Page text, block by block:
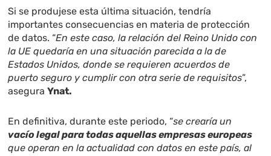
Si se produjese esta última situación, tendría
importantes consecuencias en materia de protección
de datos. “En este caso, la relación del Reino Unido con
la UE quedaría en una situación parecida a la de
Estados Unidos, donde se requieren acuerdos de
puerto seguro y cumplir con otra serie de requisitos”,
aseguraYnat.
En definitiva, durante este periodo, “se crearía un
vacío legal para todas aquellas empresas europeas
que operan en la actualidad con datos en este país, al